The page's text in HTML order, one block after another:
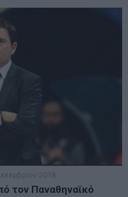
2018
τον Παναθηναϊκό